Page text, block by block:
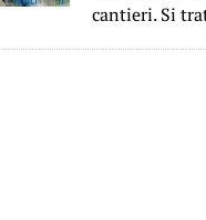
cantieri. Si